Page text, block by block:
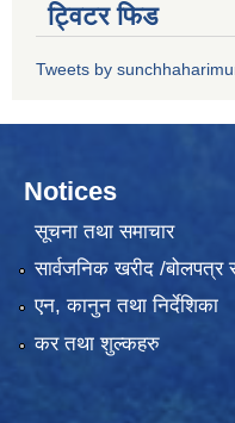
ट्विटर फिड
Tweets by
Notices
सूचना तथा समाचार
सार्वजनिक खरीद /बोलपत्र
एन, कानुन तथा निर्देशिका
कर तथा शुल्कहरु